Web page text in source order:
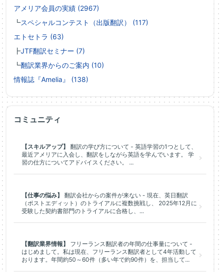
アメリア会員の実績 (2967)
┗スペシャルコンテスト（出版翻訳） (117)
エトセトラ (63)
┣JTF翻訳セミナー (7)
┗翻訳業界からのご案内 (10)
情報誌『Amelia』 (138)
コミュニティ
【スキルアップ】
翻訳の学び方について - 英語学習の1つとして、
最近アメリアに入会し、翻訳をしながら英語を学んでいます。 学
習の仕方についてアドバイスください。 ...
【仕事の悩み】
翻訳会社からの案件が来ない - 現在、英日翻訳
（ポストエディット）のトライアルに複数挑戦し、 2025年12月に
受験した契約書部門のトライアルに合格し、...
【翻訳業界情報】
フリーランス翻訳者の年間の仕事量について -
はじめまして。私は現在、フリーランス翻訳者として4年活動して
おります。年間約50～60件（多い年で約90件）を、担当して...